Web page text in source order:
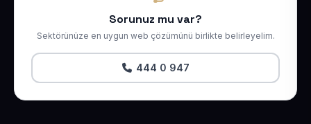
Sorunuz mu var?
Sektörünüze en uygun web çözümünü birlikte belirleyelim.
444 0 947